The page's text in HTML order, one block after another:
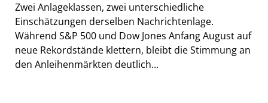
Zwei Anlageklassen, zwei unterschiedliche
Einschätzungen derselben Nachrichtenlage.
Während S&P 500 und Dow Jones Anfang August auf
neue Rekordstände klettern, bleibt die Stimmung an
den Anleihenmärkten deutlich...